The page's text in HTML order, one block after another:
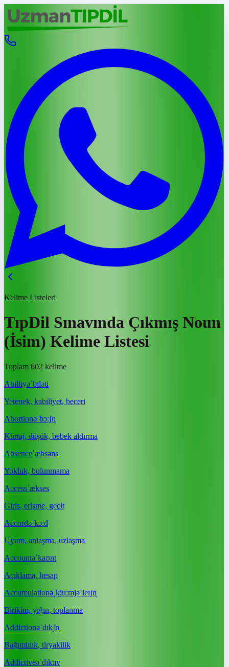
Kelime Listeleri
TıpDil Sınavında Çıkmış Noun
(İsim) Kelime Listesi
Toplam 602 kelime
Abilityəˈbɪləti
Yetenek, kabiliyet, beceri
Abortionəˈbɔːʃn̩
Kürtaj, düşük, bebek aldırma
Absenceˈæbsəns
Yokluk, bulunmama
Accessˈækses
Giriş, erişme, geçit
Accordəˈkɔːd
Uyum, anlaşma, uzlaşma
Accountəˈkaʊnt
Açıklama, hesap
Accumulationəˌkjuːmjəˈleɪʃn̩
Birikim, yığın, toplanma
Addictionəˈdɪkʃn̩
Bağımlılık, tiryakilik
Addictiveəˈdɪktɪv